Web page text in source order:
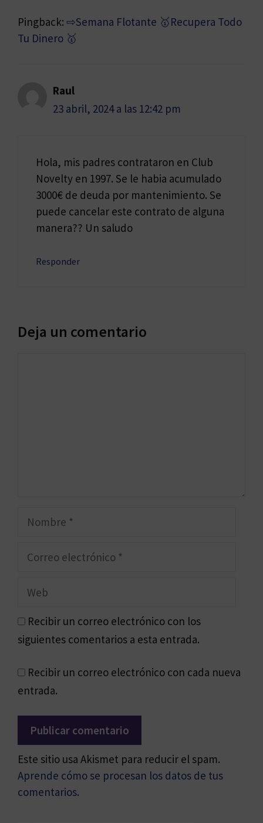
Pingback: ⇨Semana Flotante 🥇Recupera Todo
Tu Dinero 🥇
Raul
23 abril, 2024 a las 12:42 pm
Hola, mis padres contrataron en Club
Novelty en 1997. Se le habia acumulado
3000€ de deuda por mantenimiento. Se
puede cancelar este contrato de alguna
manera?? Un saludo
Responder
Deja un comentario
Nombre
Recibir un correo electrónico con los
siguientes comentarios a esta entrada.
Recibir un correo electrónico con cada nueva
entrada.
Este sitio usa Akismet para reducir el spam.
Aprende cómo se procesan los datos de tus
comentarios.